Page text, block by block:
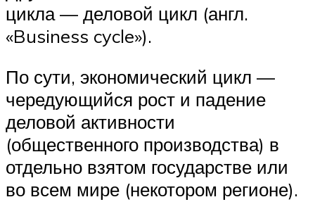
цикла — деловой цикл (англ.
«Business cycle»).
По сути, экономический цикл —
чередующийся рост и падение
деловой активности
(общественного производства) в
отдельно взятом государстве или
во всем мире (некотором регионе).